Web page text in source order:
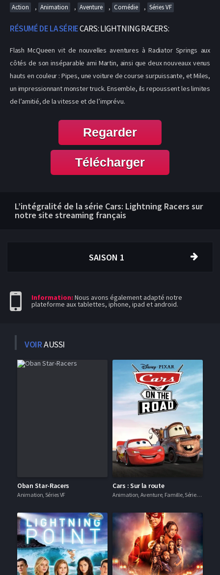
Action , Animation , Aventure , Comédie , Séries VF
RÉSUMÉ DE LA SÉRIECARS: LIGHTNING RACERS:
Flash McQueen vit de nouvelles aventures à Radiator Springs aux
côtés de son inséparable ami Martin, ainsi que deux nouveaux venus
hauts en couleur : Pipes, une voiture de course surpuissante, et Miles,
un impressionnant monster truck. Ensemble, ils repoussent les limites
de l’amitié, de la vitesse et de l’imprévu.
Regarder
Télécharger
L’intégralité de la série Cars: Lightning Racers sur
notre site streaming français
SAISON 1
Information: Nous avons également adapté notre
plateforme aux tablettes, iphone, ipad et android.
VOIRAUSSI
Oban Star-Racers
Animation, Séries VF
Cars : Sur la route
Animation, Aventure, Famille, Séries VF